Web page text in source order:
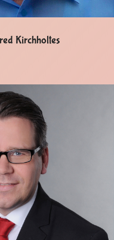
Kirchholtes